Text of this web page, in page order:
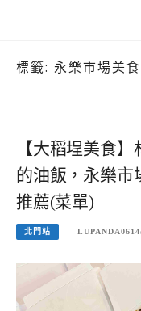
標籤: 永樂市場美食
【大稻埕美食
的油飯，永樂市
推薦(菜單)
北門站